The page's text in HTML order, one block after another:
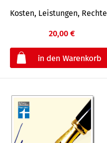
Kosten, Leistungen, Rechte
20,00 €